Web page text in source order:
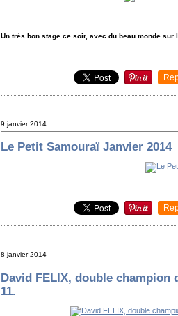
Un très bon stage ce soir, avec du beau monde
9 janvier 2014
Le Petit Samouraï Janvier 2014
8 janvier 2014
David FELIX, double champion
11.